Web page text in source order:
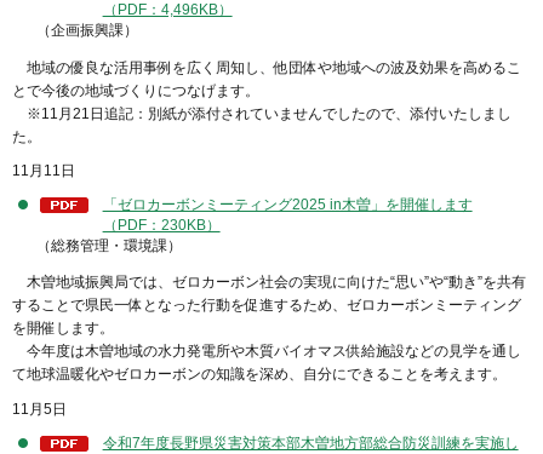
（PDF：4,496KB）
（企画振興課）
地域の優良な活用事例を広く周知し、他団体や地域への波及効果を高めるこ
とで今後の地域づくりにつなげます。
※11月21日追記：別紙が添付されていませんでしたので、添付いたしまし
た。
11月11日
「ゼロカーボンミーティング2025 in木曽」を開催します
（PDF：230KB）
（総務管理・環境課）
木曽地域振興局では、ゼロカーボン社会の実現に向けた“思い”や“動き”を共有
することで県民一体となった行動を促進するため、ゼロカーボンミーティング
を開催します。
今年度は木曽地域の水力発電所や木質バイオマス供給施設などの見学を通し
て地球温暖化やゼロカーボンの知識を深め、自分にできることを考えます。
11月5日
令和7年度長野県災害対策本部木曽地方部総合防災訓練を実施し